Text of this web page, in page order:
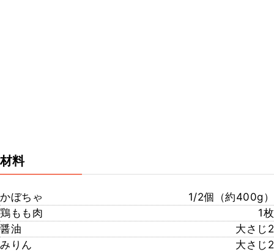
材料
かぼちゃ
1/2個（約400g）
鶏もも肉
1枚
醤油
大さじ2
みりん
大さじ2